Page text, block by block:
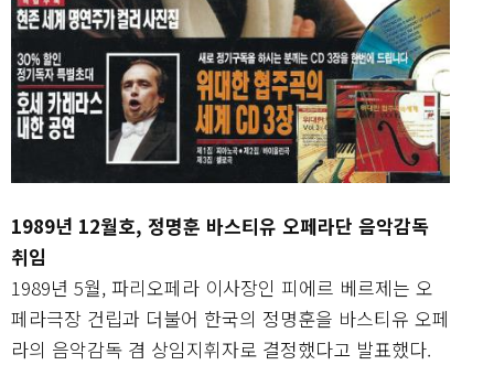
1989년 12월호, 정명훈 바스티유 오페라단 음악감독
취임
1989년 5월, 파리오페라 이사장인 피에르 베르제는 오
페라극장 건립과 더불어 한국의 정명훈을 바스티유 오페
라의 음악감독 겸 상임지휘자로 결정했다고 발표했다.